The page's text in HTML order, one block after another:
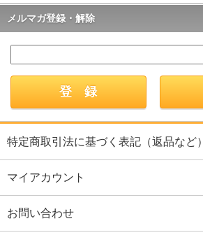
メルマガ登録・解除
特定商取引法に基づく表記（返品など）
マイアカウント
お問い合わせ